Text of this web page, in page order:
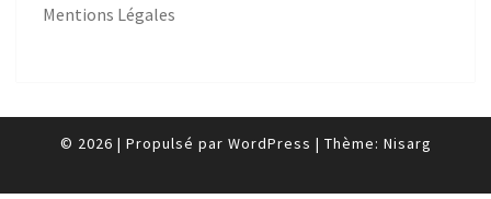
Mentions Légales
© 2026 | Propulsé par WordPress | Thème: Nisarg